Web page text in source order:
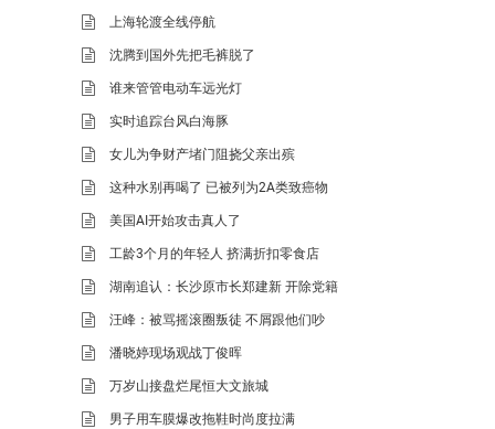
上海轮渡全线停航
沈腾到国外先把毛裤脱了
谁来管管电动车远光灯
实时追踪台风白海豚
女儿为争财产堵门阻挠父亲出殡
这种水别再喝了 已被列为2A类致癌物
美国AI开始攻击真人了
工龄3个月的年轻人 挤满折扣零食店
湖南追认：长沙原市长郑建新 开除党籍
汪峰：被骂摇滚圈叛徒 不屑跟他们吵
潘晓婷现场观战丁俊晖
万岁山接盘烂尾恒大文旅城
男子用车膜爆改拖鞋时尚度拉满